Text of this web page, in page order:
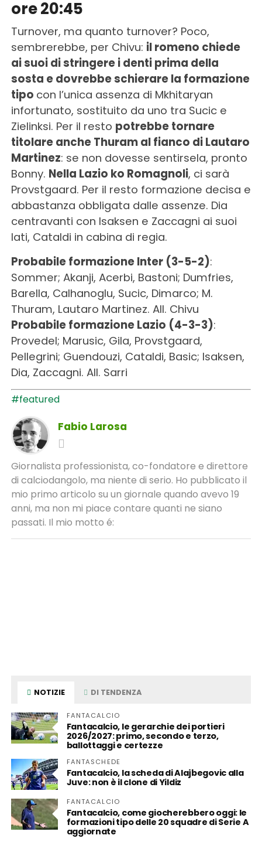
ore 20:45
Turnover, ma quanto turnover? Poco,
sembrerebbe, per Chivu: il romeno chiede
ai suoi di stringere i denti prima della
sosta e dovrebbe schierare la formazione
tipo con l’unica assenza di Mkhitaryan
infortunato, sostituito da uno tra Sucic e
Zielinksi. Per il resto potrebbe tornare
titolare anche Thuram al fianco di Lautaro
Martinez: se non dovesse sentirsela, pronto
Bonny. Nella Lazio ko Romagnoli, ci sarà
Provstgaard. Per il resto formazione decisa e
abbastanza obbligata dalle assenze. Dia
centravanti con Isaksen e Zaccagni ai suoi
lati, Cataldi in cabina di regia.
Probabile formazione Inter (3-5-2):
Sommer; Akanji, Acerbi, Bastoni; Dumfries,
Barella, Calhanoglu, Sucic, Dimarco; M.
Thuram, Lautaro Martinez. All. Chivu
Probabile formazione Lazio (4-3-3):
Provedel; Marusic, Gila, Provstgaard,
Pellegrini; Guendouzi, Cataldi, Basic; Isaksen,
Dia, Zaccagni. All. Sarri
#featured
Fabio Larosa
Giornalista professionista, co-fondatore e direttore
di calciodangolo, ma niente di serio. Ho pubblicato il
mio primo articolo su un giornale quando avevo 19
anni, ma non mi piace contare quanti ne siano
passati. Il mio motto é:
NOTIZIE DI TENDENZA
FANTACALCIO
Fantacalcio, le gerarchie dei portieri
2026/2027: primo, secondo e terzo,
ballottaggi e certezze
FANTASCHEDE
Fantacalcio, la scheda di Alajbegovic alla
Juve: non è il clone di Yildiz
FANTACALCIO
Fantacalcio, come giocherebbero oggi: le
formazioni tipo delle 20 squadre di Serie A
aggiornate